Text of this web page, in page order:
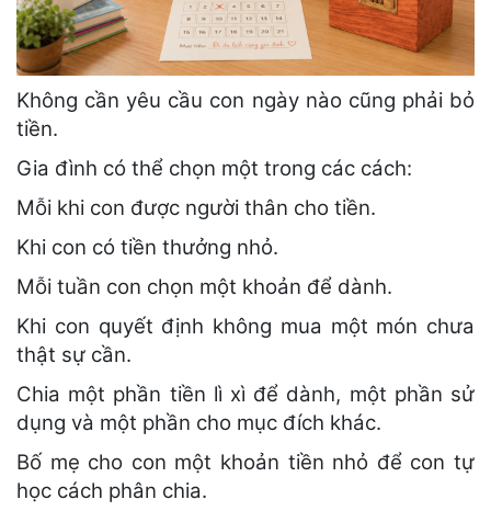
Không cần yêu cầu con ngày nào cũng phải bỏ
tiền.
Gia đình có thể chọn một trong các cách:
Mỗi khi con được người thân cho tiền.
Khi con có tiền thưởng nhỏ.
Mỗi tuần con chọn một khoản để dành.
Khi con quyết định không mua một món chưa
thật sự cần.
Chia một phần tiền lì xì để dành, một phần sử
dụng và một phần cho mục đích khác.
Bố mẹ cho con một khoản tiền nhỏ để con tự
học cách phân chia.